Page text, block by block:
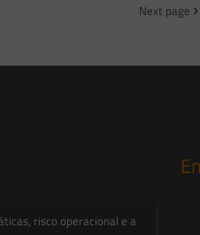
Next page
risco operacional e a